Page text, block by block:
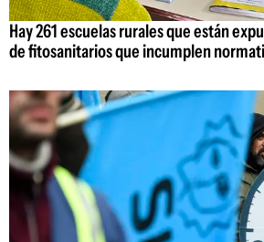
Hay 261 escuelas rurales que están
de fitosanitarios que incumplen